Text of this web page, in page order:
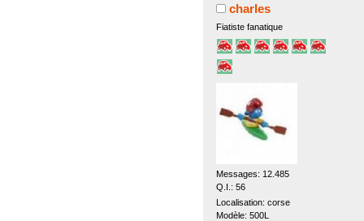
charles
Fiatiste fanatique
Messages: 12.485
Q.I.: 56
Localisation: corse
Modèle: 500L